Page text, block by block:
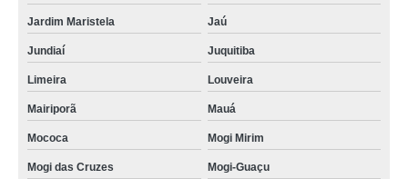
Jardim Maristela Jaú
Jundiaí Juquitiba
Limeira Louveira
Mairiporã Mauá
Mococa Mogi Mirim
Mogi das Cruzes Mogi-Guaçu